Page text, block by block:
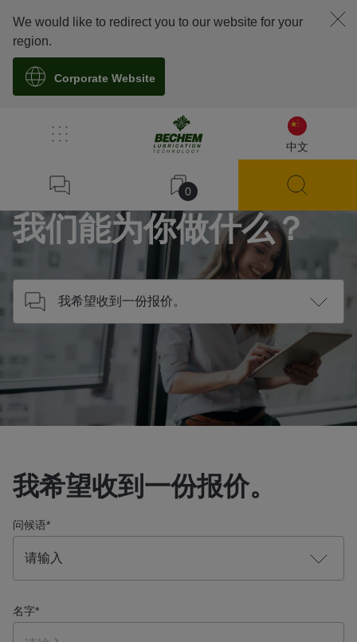
中文
0
We would like to redirect you to our website for your
region.
Corporate Website
联系我们
我们能为你做什么？
我希望收到一份报价。
问候语*
名字*